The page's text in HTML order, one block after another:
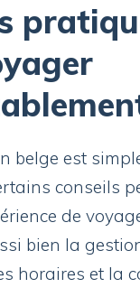
belge est
conseils
de
bien la
horaires et la